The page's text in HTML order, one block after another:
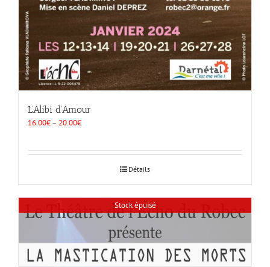
L’Alibi d’Amour
16.00€– 20.00€
Détails
Stock épuisé